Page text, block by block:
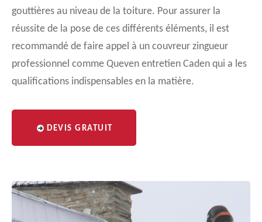
gouttières au niveau de la toiture. Pour assurer la
réussite de la pose de ces différents éléments, il est
recommandé de faire appel à un couvreur zingueur
professionnel comme Queven entretien Caden qui a les
qualifications indispensables en la matière.
DEVIS GRATUIT